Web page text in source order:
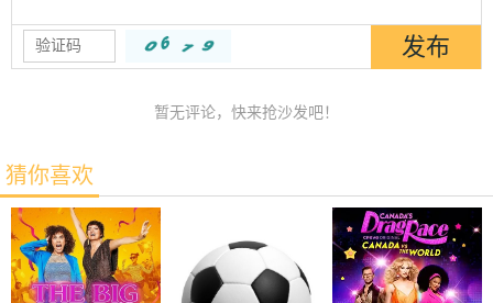
暂无评论，快来抢沙发吧！
猜你喜欢